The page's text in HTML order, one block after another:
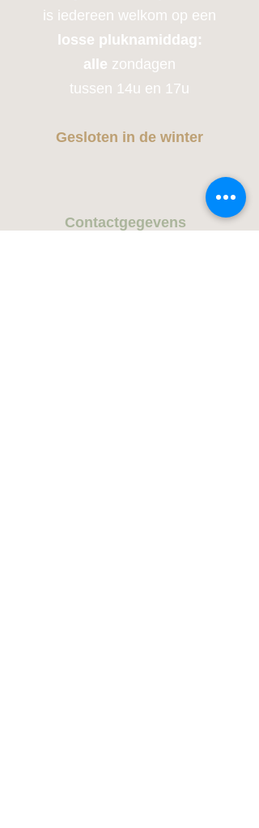
is iedereen welkom op een
losse pluknamiddag:
alle zondagen
tussen 14u en 17u
Gesloten in de winter
Contactgegevens